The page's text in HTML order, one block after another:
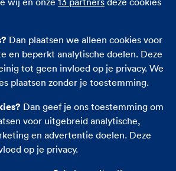
gegeten, zou het daar dan
erger werd, besloot ze toch
te gaan. Daar bleek dat ze
had opgelopen.
helpen. En gelukkig was ik goed
zorg in het buitenland, want anders
duur grapje geweest.”
in het buitenland
Dan plaatsen we alleen cookies voor
en beperkt analytische doelen. Deze
tot geen invloed op je privacy. We
plaatsen zonder je toestemming.
Dan geef je ons toestemming om
voor uitgebreid analytische,
en advertentie doelen. Deze
op je privacy.